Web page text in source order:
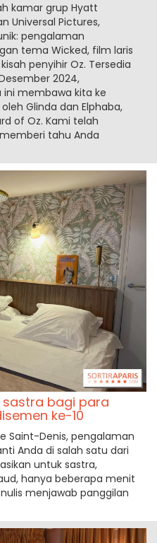
kamar grup Hyatt
Universal Pictures,
pengalaman
tema Wicked, film laris
penyihir Oz. Tersedia
2024,
membawa kita ke
Glinda dan Elphaba,
of Oz. Kami telah
tahu Anda
sastra bagi para
ke-10
Saint-Denis, pengalaman
Anda di salah satu dari
untuk sastra,
hanya beberapa menit
menjawab panggilan